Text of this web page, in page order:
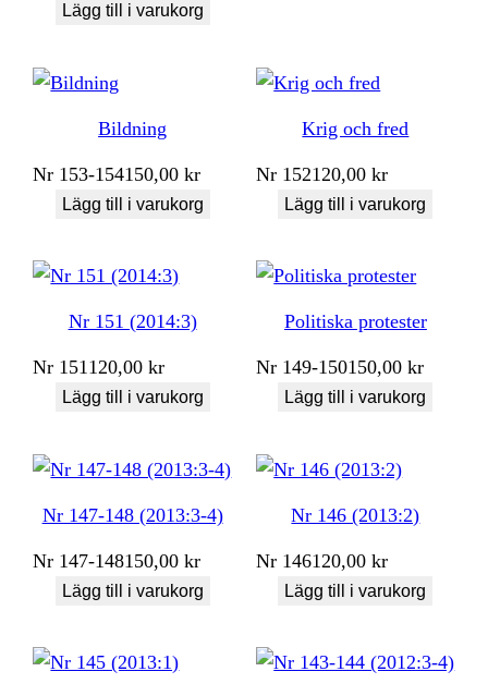
Lägg till i varukorg
Bildning
Nr 153-154150,00kr
Lägg till i varukorg
Krig och fred
Nr 152120,00kr
Lägg till i varukorg
Nr 151 (2014:3)
Nr 151120,00kr
Lägg till i varukorg
Politiska protester
Nr 149-150150,00kr
Lägg till i varukorg
Nr 147-148 (2013:3-4)
Nr 147-148150,00kr
Lägg till i varukorg
Nr 146 (2013:2)
Nr 146120,00kr
Lägg till i varukorg